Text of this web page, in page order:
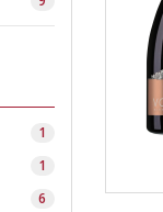
1
1
6